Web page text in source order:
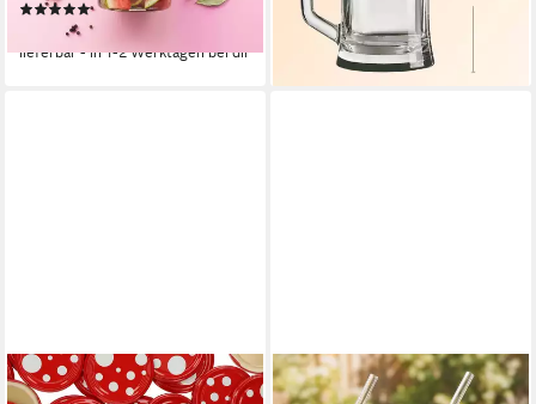
Ventil,
Beschwerungsgewicht),
(32)
ab 24,95 €
lieferbar - in 1-2 Werktagen bei dir
ab 21,06 €
(10,53 €/ 1 Stk)
lieferbar - in 5-6 Werktagen bei dir